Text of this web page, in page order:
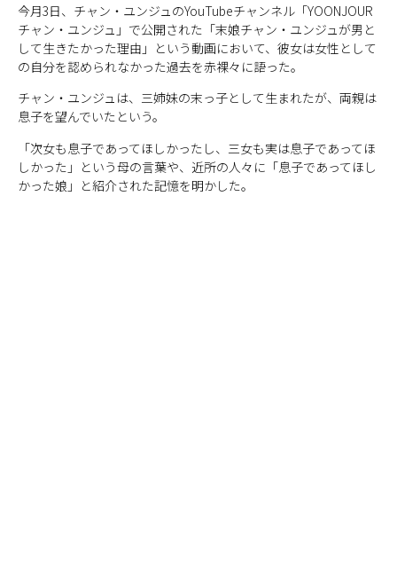
今月3日、チャン・ユンジュのYouTubeチャンネル「YOONJOUR
チャン・ユンジュ」で公開された「末娘チャン・ユンジュが男と
して生きたかった理由」という動画において、彼女は女性として
の自分を認められなかった過去を赤裸々に語った。
チャン・ユンジュは、三姉妹の末っ子として生まれたが、両親は
息子を望んでいたという。
「次女も息子であってほしかったし、三女も実は息子であってほ
しかった」という母の言葉や、近所の人々に「息子であってほし
かった娘」と紹介された記憶を明かした。